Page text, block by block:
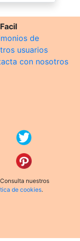
de
usuarios
con nosotros
nuestros
de cookies.